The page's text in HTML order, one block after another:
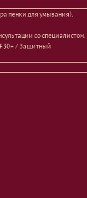
пенки для умывания).
со специалистом.
30+ / Защитный